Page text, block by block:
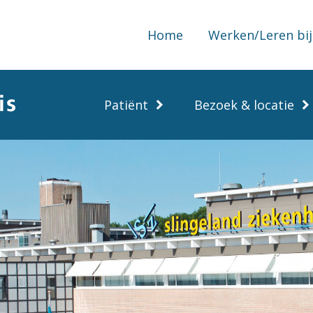
Home Werken/Leren bij
Patiënt Bezoek & locatie